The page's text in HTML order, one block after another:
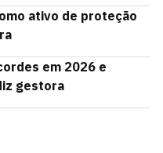
ativo de proteção
em 2026 e
gestora